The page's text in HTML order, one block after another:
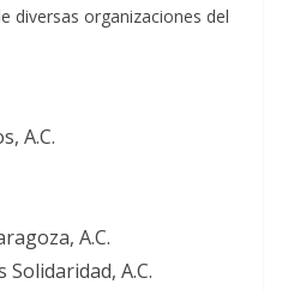
diversas organizaciones del
A.C.
A.C.
A.C.